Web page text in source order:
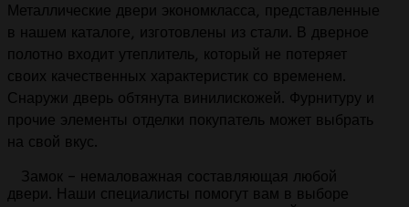
Металлические двери экономкласса, представленные
в нашем каталоге, изготовлены из стали. В дверное
полотно входит утеплитель, который не потеряет
своих качественных характеристик со временем.
Снаружи дверь обтянута винилискожей. Фурнитуру и
прочие элементы отделки покупатель может выбрать
на свой вкус.
Замок – немаловажная составляющая любой
двери. Наши специалисты помогут вам в выборе